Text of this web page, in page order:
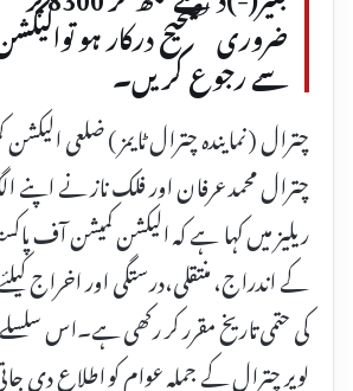
ضروری تصحیح درکار ہو
سے رجوع کریں۔
چترال ( نمایندہ چترال ٹایمز ) ضلعی الیکشن
چترال محمد عرفان اور فلک ناز نے
ریلیز میں کہا ہے کہ الیکشن کمیشن آف
کی حتمی تاریخ مقرر کر رکھی ہے۔اس